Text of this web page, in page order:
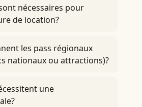
nécessaires pour
de location?
les pass régionaux
nationaux ou attractions)?
une